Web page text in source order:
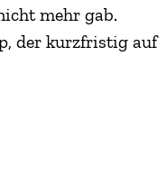
mehr gab.
der kurzfristig auf